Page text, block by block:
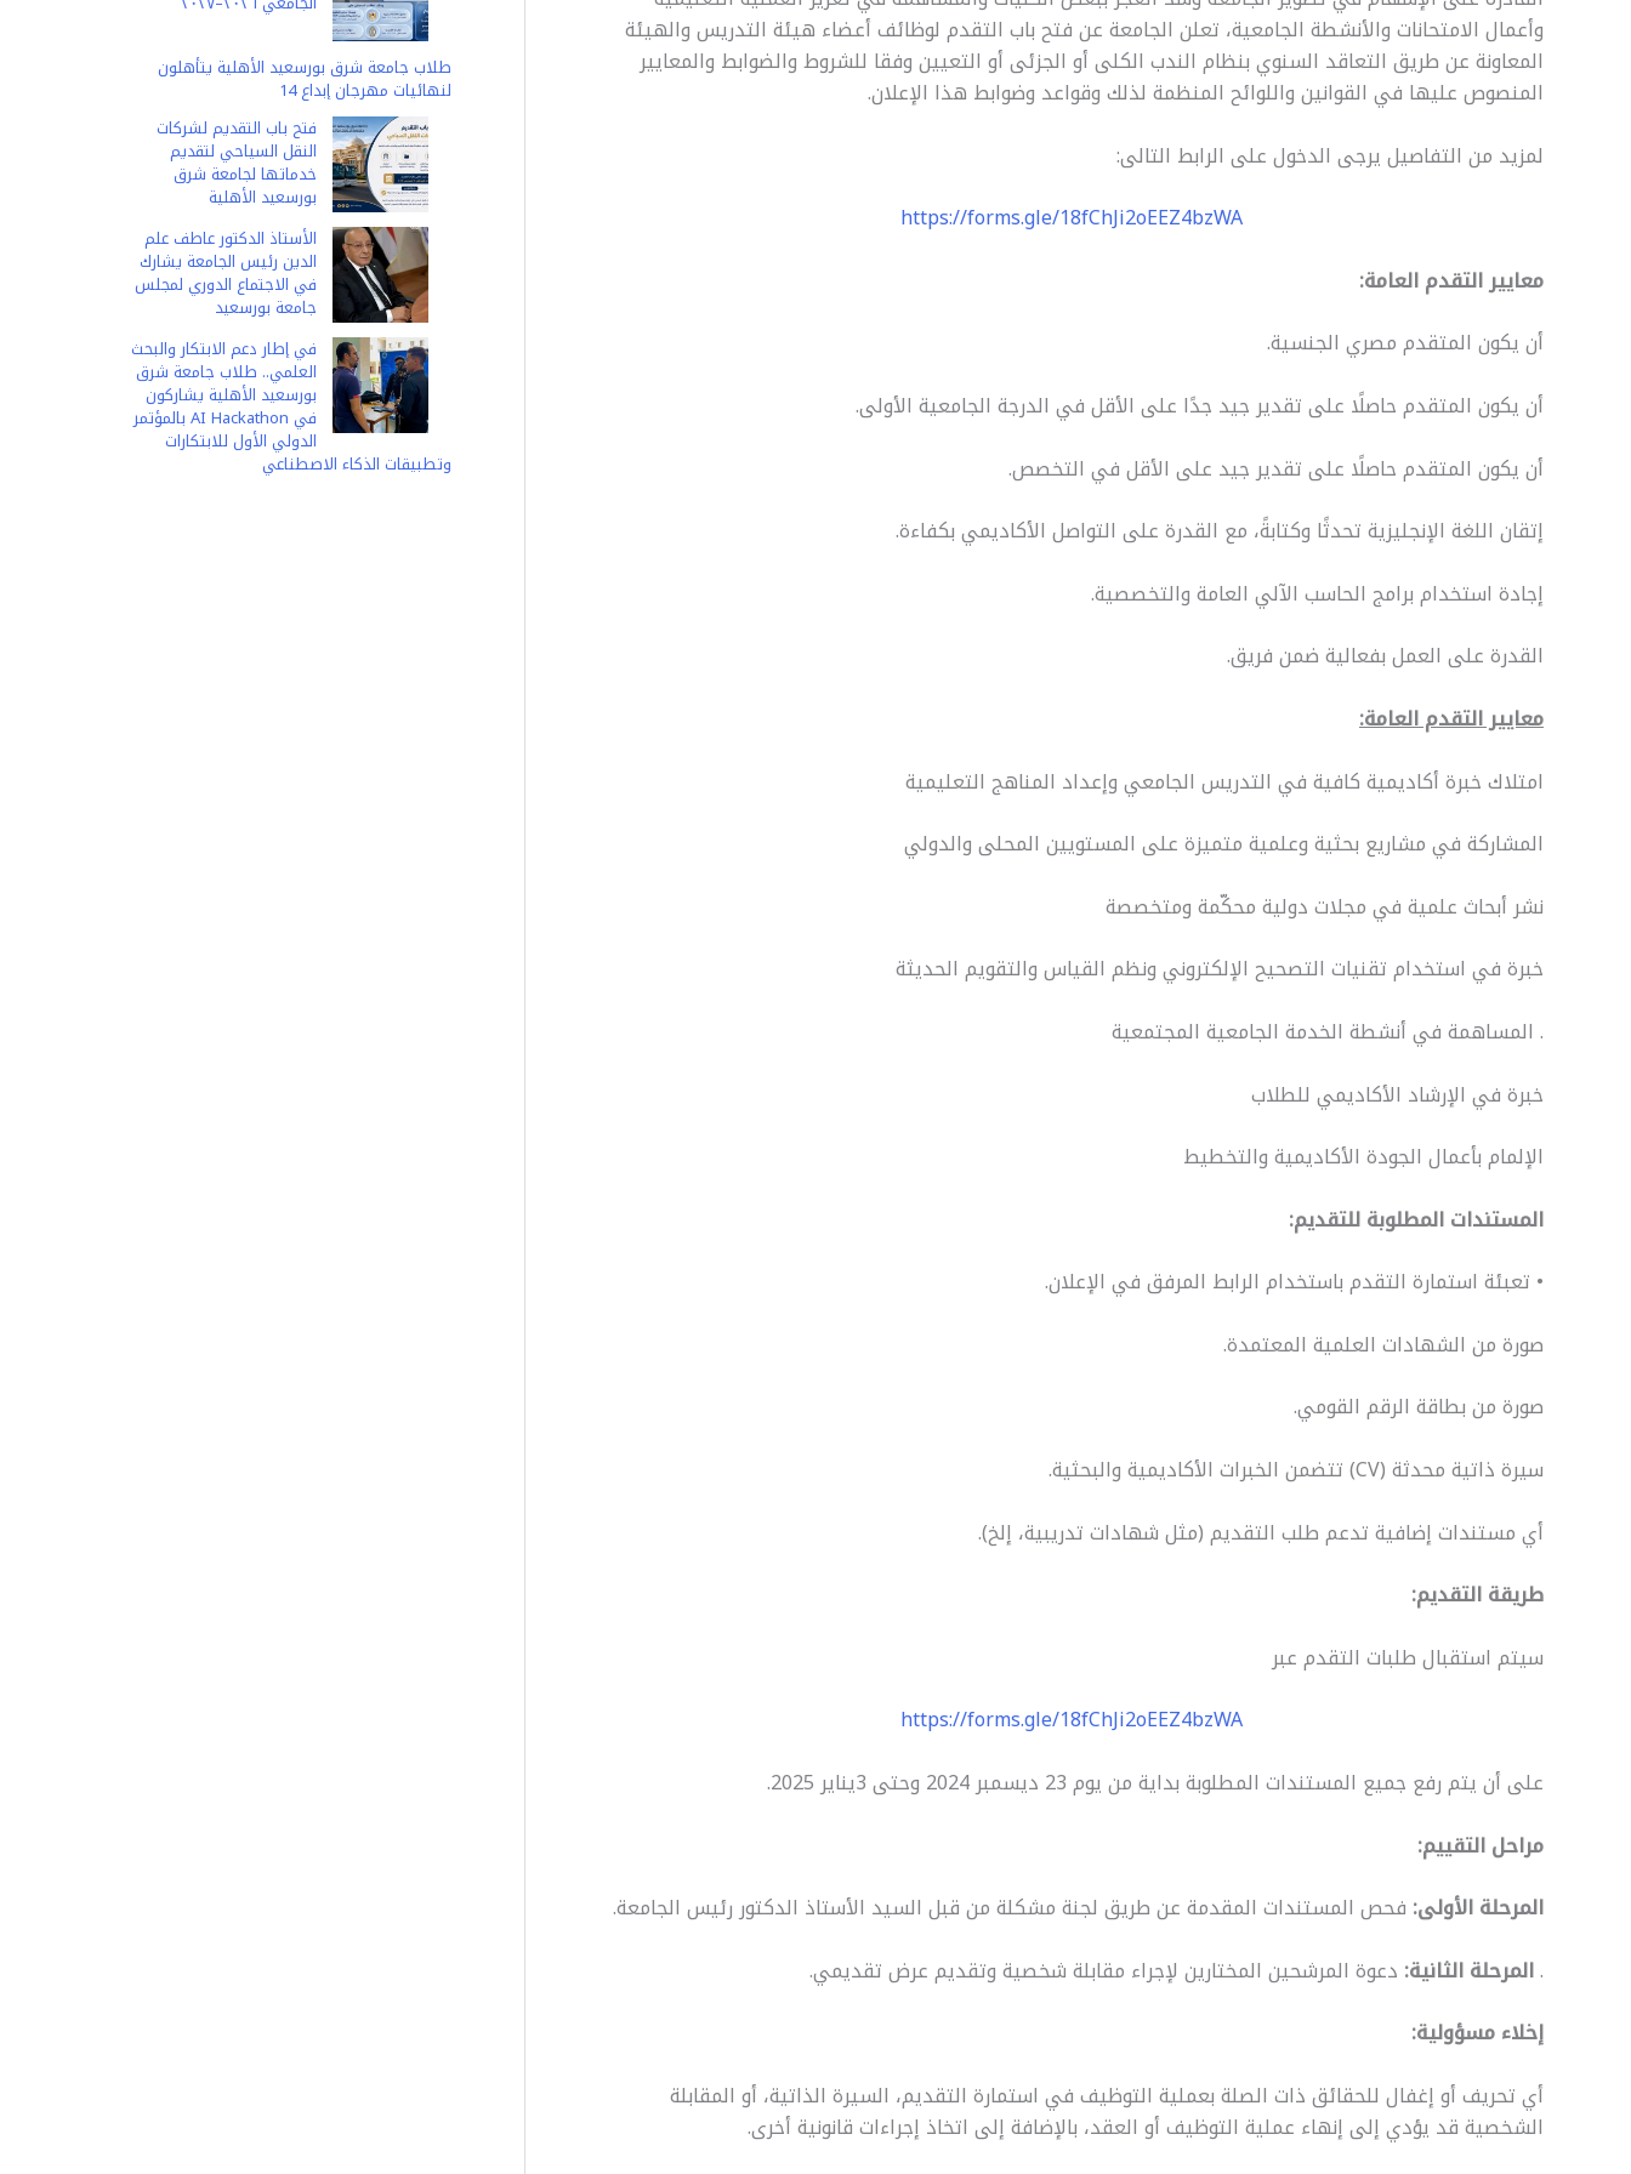
b
o
o
e
n
g
e
r
s
A
p
l
L
i
n
k
e
وأعمال الامتحانات والأنشطة الجامعية، تعلن الجامعة عن فتح باب التقدم لوظائف أعضاء هيئة التدريس والهيئة
المعاونة عن طريق التعاقد السنوي بنظام الندب الكلى أو الجزئى أو التعيين وفقا للشروط والضوابط والمعايير
المنصوص عليها في القوانين واللوائح المنظمة لذلك وقواعد وضوابط هذا الإعلان.
لمزيد من التفاصيل يرجى الدخول على الرابط التالى:
https://forms.gle/18fChJi2oEEZ4bzWA
معايير التقدم العامة:
أن يكون المتقدم مصري الجنسية.
أن يكون المتقدم حاصلًا على تقدير جيد جدًا على الأقل في الدرجة الجامعية الأولى.
أن يكون المتقدم حاصلًا على تقدير جيد على الأقل في التخصص.
إتقان اللغة الإنجليزية تحدثًا وكتابةً، مع القدرة على التواصل الأكاديمي بكفاءة.
إجادة استخدام برامج الحاسب الآلي العامة والتخصصية.
القدرة على العمل بفعالية ضمن فريق.
معايير التقدم العامة:
امتلاك خبرة أكاديمية كافية في التدريس الجامعي وإعداد المناهج التعليمية
المشاركة في مشاريع بحثية وعلمية متميزة على المستويين المحلى والدولي
نشر أبحاث علمية في مجلات دولية محكّمة ومتخصصة
خبرة في استخدام تقنيات التصحيح الإلكتروني ونظم القياس والتقويم الحديثة
. المساهمة في أنشطة الخدمة الجامعية المجتمعية
خبرة في الإرشاد الأكاديمي للطلاب
الإلمام بأعمال الجودة الأكاديمية والتخطيط
المستندات المطلوبة للتقديم:
• تعبئة استمارة التقدم باستخدام الرابط المرفق في الإعلان.
صورة من الشهادات العلمية المعتمدة.
صورة من بطاقة الرقم القومي.
سيرة ذاتية محدثة (CV) تتضمن الخبرات الأكاديمية والبحثية.
أي مستندات إضافية تدعم طلب التقديم (مثل شهادات تدريبية، إلخ).
طريقة التقديم:
سيتم استقبال طلبات التقدم عبر
https://forms.gle/18fChJi2oEEZ4bzWA
على أن يتم رفع جميع المستندات المطلوبة بداية من يوم 23 ديسمبر 2024 وحتى 3يناير 2025.
مراحل التقييم:
المرحلة الأولى: فحص المستندات المقدمة عن طريق لجنة مشكلة من قبل السيد الأستاذ الدكتور رئيس الجامعة.
.المرحلة الثانية: دعوة المرشحين المختارين لإجراء مقابلة شخصية وتقديم عرض تقديمي.
إخلاء مسؤولية:
أي تحريف أو إغفال للحقائق ذات الصلة بعملية التوظيف في استمارة التقديم، السيرة الذاتية، أو المقابلة
الشخصية قد يؤدي إلى إنهاء عملية التوظيف أو العقد، بالإضافة إلى اتخاذ إجراءات قانونية أخرى.
طلاب جامعة شرق بورسعيد الأهلية يتأهلون
لنهائيات مهرجان إبداع 14
فتح باب التقديم لشركات
النقل السياحي لتقديم
خدماتها لجامعة شرق
بورسعيد الأهلية
الأستاذ الدكتور عاطف علم
الدين رئيس الجامعة يشارك
في الاجتماع الدوري لمجلس
جامعة بورسعيد
في إطار دعم الابتكار والبحث
العلمي.. طلاب جامعة شرق
بورسعيد الأهلية يشاركون
في AI Hackathon بالمؤتمر
الدولي الأول للابتكارات
وتطبيقات الذكاء الاصطناعي